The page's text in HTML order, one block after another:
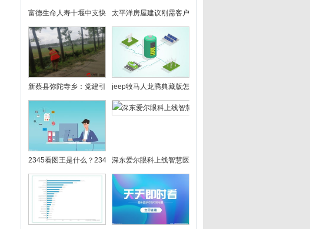
富德生命人寿十堰中支快速理赔24.15万元获客户赠锦旗致谢
太平洋房屋建议刚需客户抓住目前市场机会，尽早入住理想之家
新蔡县弥陀寺乡：党建引领点新星 人居环境展新颜jeep牧马人龙腾典藏版怎么样？牧马人龙腾典藏版值得买吗？
2345看图王是什么？2345看图王转换图片格式怎么设置?-天天短讯
深东爱尔眼科上线智慧医院，让就医更便捷